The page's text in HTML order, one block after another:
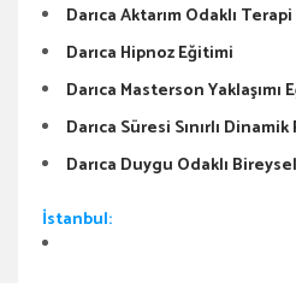
Darıca Aktarım Odaklı
Darıca Hipnoz Eğitimi
Darıca Masterson Yaklaşımı
Darıca Süresi Sınırlı
Darıca Duygu Odaklı
İstanbul: